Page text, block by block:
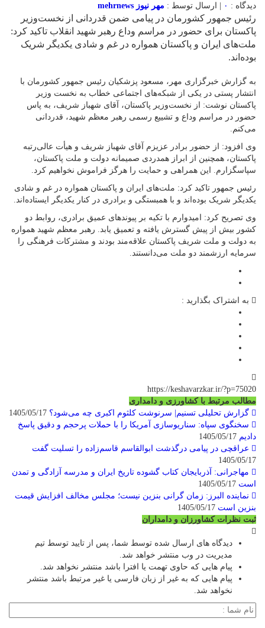
دیدگاه : ۰ | ارسال توسط : مهر نیوز mehrnews
رئیس جمهور کشورمان در پیامی ضمن قدردانی از نخست‌وزیر
پاکستان برای حضور در مراسم وداع رهبر شهید انقلاب تاکید کرد:
ملت‌های ایران و پاکستان همواره در غم و شادی یکدیگر شریک
بوده‌اند.
به گزارش خبرگزاری مهر، مسعود پزشکیان رئیس جمهور کشورمان با
انتشار پستی در یکی از شبکه‌های اجتماعی خطاب به نخست وزیر
پاکستان نوشت: از نخست‌وزیر پاکستان، آقای شهباز شریف، به‌ پاس
حضور در مراسم وداع و تشییع رسمی رهبر معظم شهید، قدردانی
می‌کنم.
وی افزود: از حضور برادر عزیزم آقای شهباز شریف و هیأت عالی‌رتبه
پاکستان، همچنین از ابراز همدردی صمیمانه دولت و ملت پاکستان،
سپاسگزارم. این همراهی و حمایت را هرگز فراموش نخواهیم کرد.
رئیس جمهور تاکید کرد: ملت‌های ایران و پاکستان همواره در غم و شادی
یکدیگر شریک بوده‌اند و با همبستگی و برادری در کنار یکدیگر ایستاده‌اند.
وی تصریح کرد: امیدوارم با تکیه بر پیوندهای عمیق برادری، روابط دو
کشور بیش از پیش گسترش یافته و تعمیق یابد. رهبر معظم شهید همواره
به دولت و ملت شریف پاکستان علاقه‌مند بودند و مشترکات فرهنگی را
سرمایه ارزشمند دو ملت می‌دانستند.
به اشتراک بگذارید :
https://keshavarzkar.ir/?p=75020
مطالب مرتبط با کشاورزی و دامداری
گزارش تحلیلی تسنیم| سرنوشت کلثوم اکبری چه می‌شود؟
سخنگوی سپاه: سناریوسازی آمریکا را با حملات پرحجم‌‌ و دقیق‌ پاسخ
دادیم
عراقچی در پیامی درگذشت ابوالقاسم قاسم‌زاده را تسلیت گفت
1405/05/17
مهاجرانی: آذربایجان کتاب گشوده تاریخ ایران و مدرسه آزادگی و تمدن
است
نماینده البرز: زمان گرانی بنزین نیست؛ مجلس مخالف افزایش قیمت
بنزین است
ثبت نظرات کشاورزان و دامداران
دیدگاه های ارسال شده توسط شما، پس از تایید توسط تیم
مدیریت در وب منتشر خواهد شد.
پیام هایی که حاوی تهمت یا افترا باشد منتشر نخواهد شد.
پیام هایی که به غیر از زبان فارسی یا غیر مرتبط باشد منتشر
نخواهد شد.